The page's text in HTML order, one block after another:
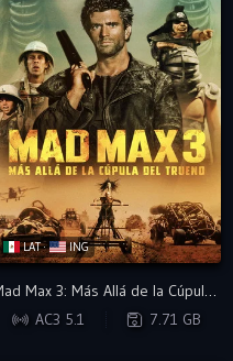
LAT · ING
BDRIP
Mad Max 3: Más Allá de la Cúpula del Trueno: 60FPS
AC3 5.1
7.71 GB